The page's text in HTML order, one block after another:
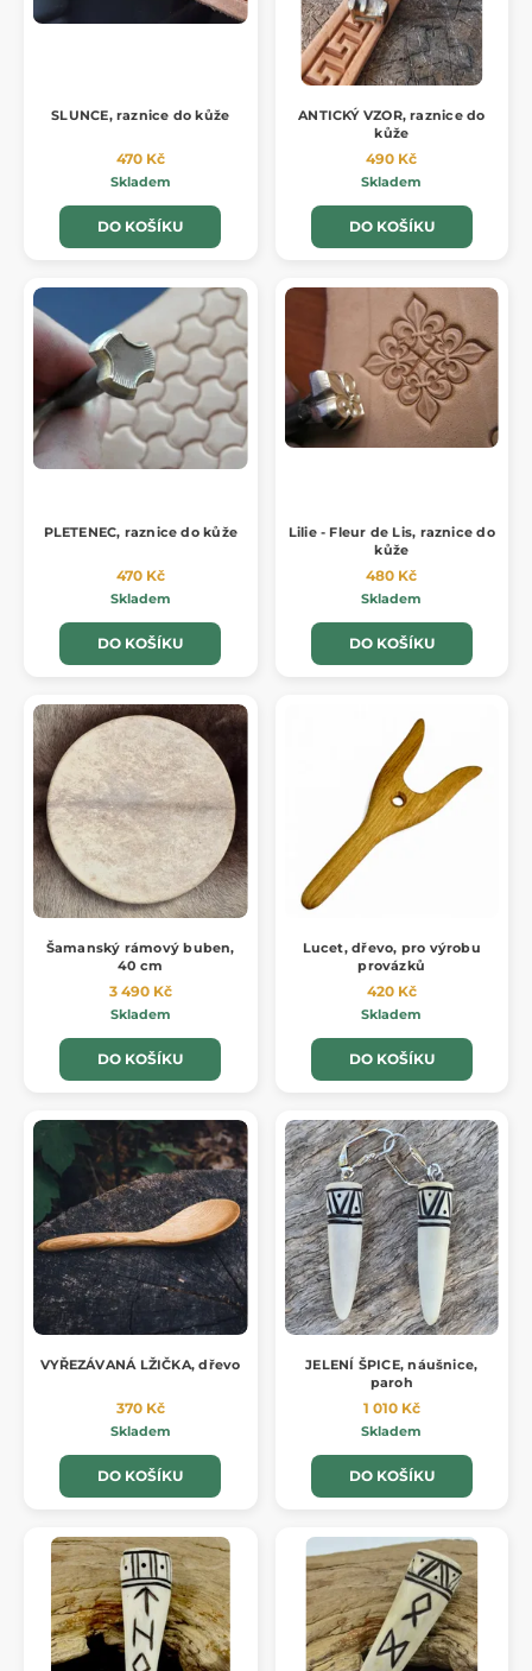
SLUNCE, raznice do kůže
470 Kč
Skladem
DO KOŠÍKU
ANTICKÝ VZOR, raznice do
kůže
490 Kč
Skladem
DO KOŠÍKU
PLETENEC, raznice do kůže
470 Kč
Skladem
DO KOŠÍKU
Lilie - Fleur de Lis, raznice do
kůže
480 Kč
Skladem
DO KOŠÍKU
Šamanský rámový buben,
40 cm
3 490 Kč
Skladem
DO KOŠÍKU
Lucet, dřevo, pro výrobu
provázků
420 Kč
Skladem
DO KOŠÍKU
VYŘEZÁVANÁ LŽIČKA, dřevo
370 Kč
Skladem
DO KOŠÍKU
JELENÍ ŠPICE, náušnice,
paroh
1 010 Kč
Skladem
DO KOŠÍKU